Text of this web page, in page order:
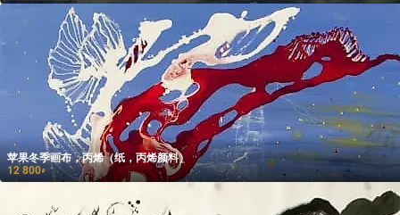
苹果冬季画布，丙烯（纸，丙烯颜料）
12 800₽